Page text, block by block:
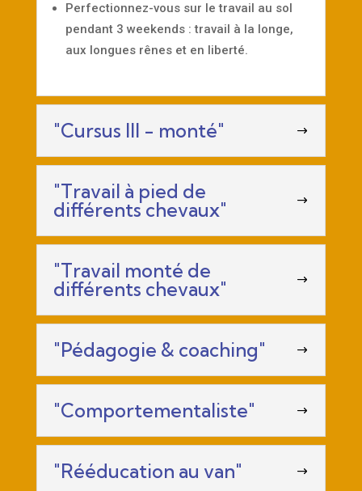
Perfectionnez-vous sur le travail au sol
pendant 3 weekends : travail à la longe,
aux longues rênes et en liberté.
"Cursus III - monté"
"Travail à pied de
différents chevaux"
"Travail monté de
différents chevaux"
"Pédagogie & coaching"
"Comportementaliste"
"Rééducation au van"